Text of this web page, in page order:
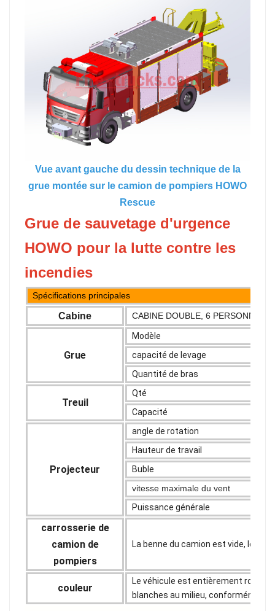
Vue avant gauche du dessin technique de la
grue montée sur le camion de pompiers HOWO
Rescue
Grue de sauvetage d'urgence
HOWO pour la lutte contre les
incendies
Spécifications principales
Cabine CABINE DOUBLE, 6 PERSONNES
Grue
Modèle
capacité de levage
Quantité de bras
Treuil
Qté
Capacité
Projecteur
angle de rotation
Hauteur de travail
Buble
vitesse maximale du vent
Puissance générale
carrosserie de
camion de
pompiers
La benne du camion est vide, les
couleur
Le véhicule est entièrement rouge
blanches au milieu, conformément